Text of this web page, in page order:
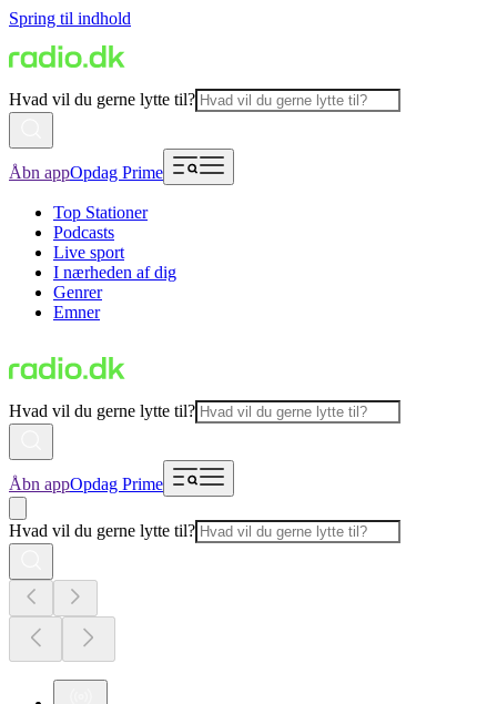
Spring til indhold
Hvad vil du gerne lytte til?
Åbn appOpdag Prime
Top Stationer
Podcasts
Live sport
I nærheden af dig
Genrer
Emner
Hvad vil du gerne lytte til?
Åbn appOpdag Prime
Hvad vil du gerne lytte til?